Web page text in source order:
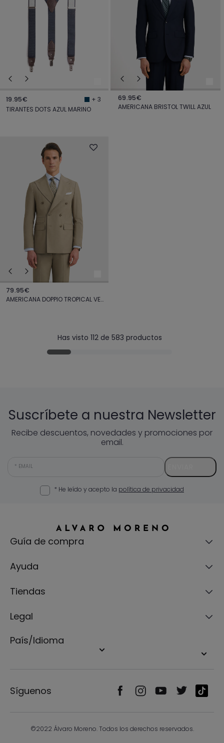
19.95€
+ 3
TIRANTES DOTS AZUL MARINO
69.95€
AMERICANA BRISTOL TWILL AZUL
79.95€
AMERICANA DOPPIO TROPICAL VERDE
Has visto 112 de 583 productos
Suscríbete a nuestra Newsletter
Recibe descuentos, novedades y promociones por
email.
EMAIL
* He leído y acepto la política de privacidad
Guía de compra
Ayuda
Tiendas
Legal
País/Idioma
Síguenos
©2022 Álvaro Moreno. Todos los derechos reservados.